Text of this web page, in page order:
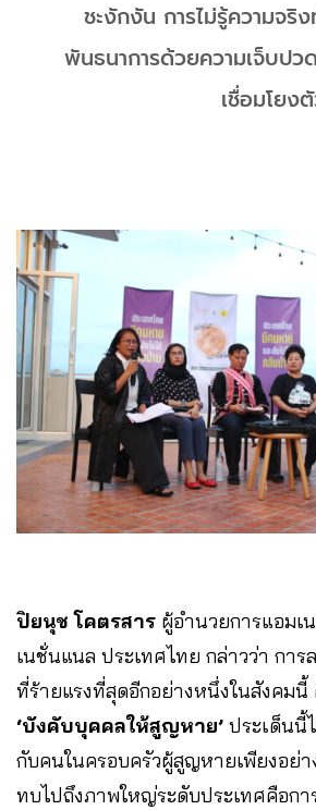
ชะงักงัน การไม่รู้ความจริ
พันธนาการด้วยความเจ็บปว
เชื่อมโยง
ปิยนุช โคตรสาร ผู้อำนวยการแอมเ
เนชั่นแนล ประเทศไทย กล่าวว่า กา
ที่ร้ายแรงที่สุดอีกอย่างหนึ่งในสังคมนี้
‘บังคับบุคคลให้สูญหาย’ ประเด็นนี้
กับคนในครอบครัวผู้สูญหายเพียงอย่า
ทบไปถึงภาพใหญ่ระดับประเทศคือก